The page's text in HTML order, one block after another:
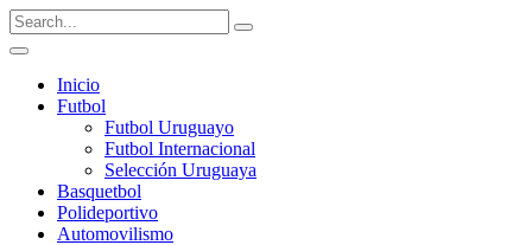
Inicio
Futbol
Futbol Uruguayo
Futbol Internacional
Selección Uruguaya
Basquetbol
Polideportivo
Automovilismo